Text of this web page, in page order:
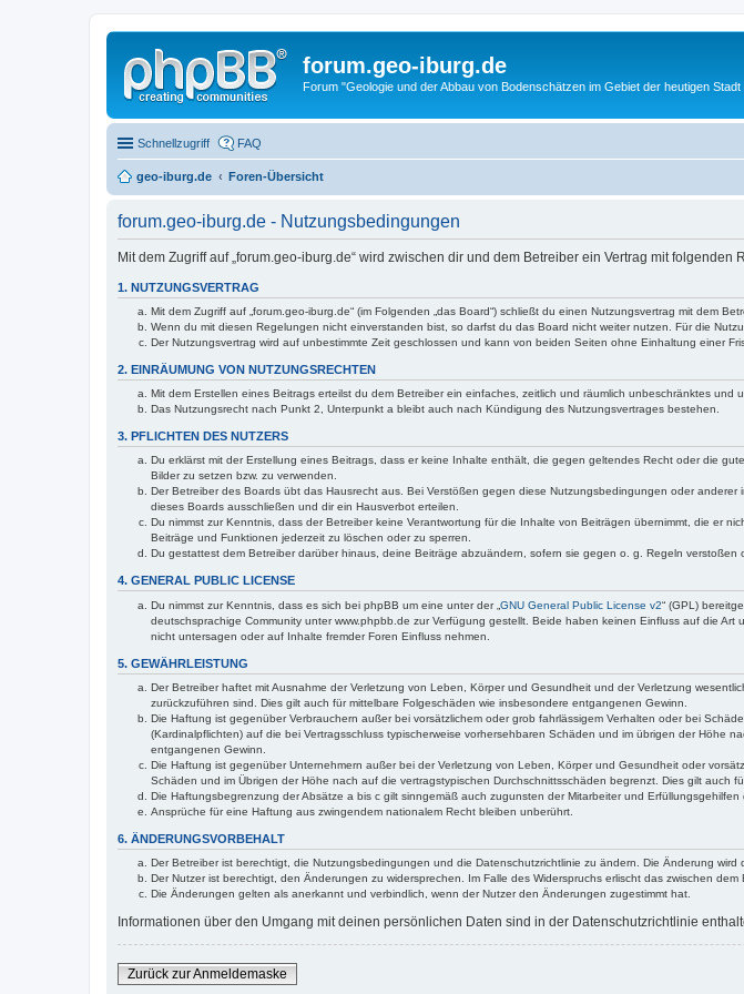
forum.geo-iburg.de
Forum "Geologie und der Abbau von Bodenschätzen im Gebiet der heutigen Stadt
Schnellzugriff FAQ
geo-iburg.de Foren-Übersicht
forum.geo-iburg.de - Nutzungsbedingungen
Mit dem Zugriff auf „forum.geo-iburg.de“ wird zwischen dir und dem Betreiber ein Vertrag mit folgenden
1. NUTZUNGSVERTRAG
Mit dem Zugriff auf „forum.geo-iburg.de“ (im Folgenden „das Board“) schließt du einen Nutzungsvertrag mit dem
Wenn du mit diesen Regelungen nicht einverstanden bist, so darfst du das Board nicht weiter nutzen. Für die
Der Nutzungsvertrag wird auf unbestimmte Zeit geschlossen und kann von beiden Seiten ohne Einhaltung einer
2. EINRÄUMUNG VON NUTZUNGSRECHTEN
Mit dem Erstellen eines Beitrags erteilst du dem Betreiber ein einfaches, zeitlich und räumlich unbeschränktes und
Das Nutzungsrecht nach Punkt 2, Unterpunkt a bleibt auch nach Kündigung des Nutzungsvertrages bestehen.
3. PFLICHTEN DES NUTZERS
Du erklärst mit der Erstellung eines Beitrags, dass er keine Inhalte enthält, die gegen geltendes Recht oder die
Bilder zu setzen bzw. zu verwenden.
Der Betreiber des Boards übt das Hausrecht aus. Bei Verstößen gegen diese Nutzungsbedingungen oder
dieses Boards ausschließen und dir ein Hausverbot erteilen.
Du nimmst zur Kenntnis, dass der Betreiber keine Verantwortung für die Inhalte von Beiträgen übernimmt, die er
Beiträge und Funktionen jederzeit zu löschen oder zu sperren.
Du gestattest dem Betreiber darüber hinaus, deine Beiträge abzuändern, sofern sie gegen o. g. Regeln
4. GENERAL PUBLIC LICENSE
Du nimmst zur Kenntnis, dass es sich bei phpBB um eine unter der „ GNU General Public License v2“ (GPL)
deutschsprachige Community unter www.phpbb.de zur Verfügung gestellt. Beide haben keinen Einfluss auf die
nicht untersagen oder auf Inhalte fremder Foren Einfluss nehmen.
5. GEWÄHRLEISTUNG
Der Betreiber haftet mit Ausnahme der Verletzung von Leben, Körper und Gesundheit und der Verletzung
zurückzuführen sind. Dies gilt auch für mittelbare Folgeschäden wie insbesondere entgangenen Gewinn.
Die Haftung ist gegenüber Verbrauchern außer bei vorsätzlichem oder grob fahrlässigem Verhalten oder bei
(Kardinalpflichten) auf die bei Vertragsschluss typischerweise vorhersehbaren Schäden und im übrigen der Höhe
entgangenen Gewinn.
Die Haftung ist gegenüber Unternehmern außer bei der Verletzung von Leben, Körper und Gesundheit oder
Schäden und im Übrigen der Höhe nach auf die vertragstypischen Durchschnittsschäden begrenzt. Dies gilt auch
Die Haftungsbegrenzung der Absätze a bis c gilt sinngemäß auch zugunsten der Mitarbeiter und Erfüllungsgehilfen
Ansprüche für eine Haftung aus zwingendem nationalem Recht bleiben unberührt.
6. ÄNDERUNGSVORBEHALT
Der Betreiber ist berechtigt, die Nutzungsbedingungen und die Datenschutzrichtlinie zu ändern. Die Änderung wird
Der Nutzer ist berechtigt, den Änderungen zu widersprechen. Im Falle des Widerspruchs erlischt das zwischen
Die Änderungen gelten als anerkannt und verbindlich, wenn der Nutzer den Änderungen zugestimmt hat.
Informationen über den Umgang mit deinen persönlichen Daten sind in der Datenschutzrichtlinie
Zurück zur Anmeldemaske